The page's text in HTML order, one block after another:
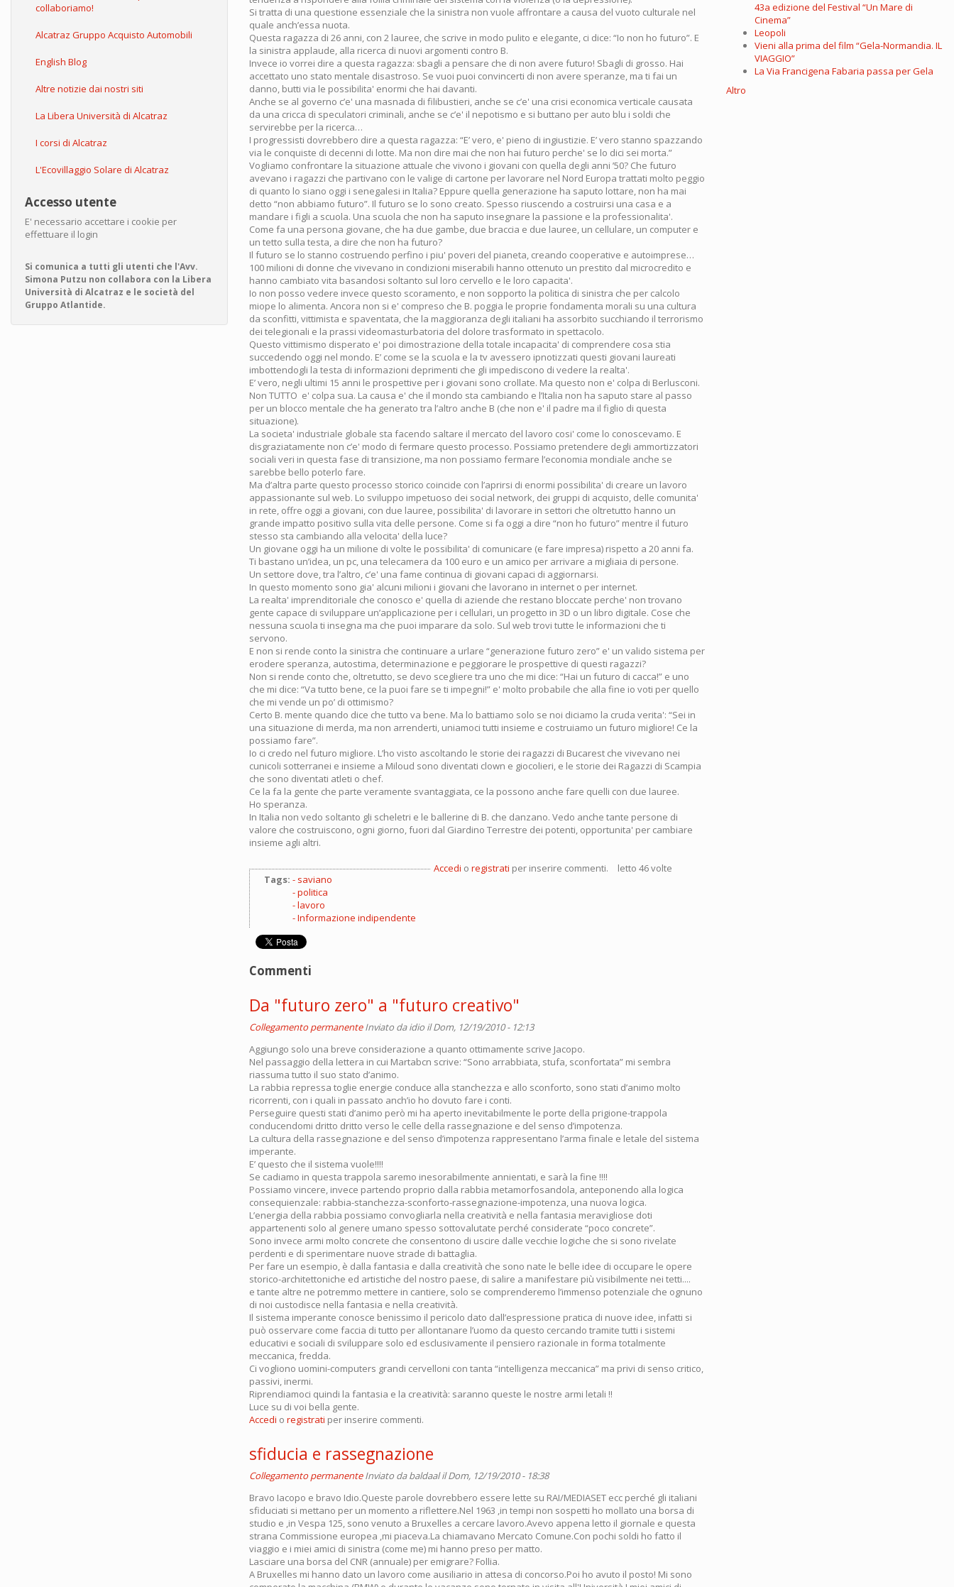
collaboriamo!
Alcatraz Gruppo Acquisto Automobili
English Blog
Altre notizie dai nostri siti
La Libera Università di Alcatraz
I corsi di Alcatraz
L'Ecovillaggio Solare di Alcatraz
Accesso utente
E' necessario accettare i cookie per
effettuare il login
Si comunica a tutti gli utenti che l'Avv.
Simona Putzu non collabora con la Libera
Università di Alcatraz e le società del
Gruppo Atlantide.
Si tratta di una questione essenziale che la sinistra non vuole affrontare a causa del vuoto culturale nel
quale anch’essa nuota.
Questa ragazza di 26 anni, con 2 lauree, che scrive in modo pulito e elegante, ci dice: “Io non ho futuro”. E
la sinistra applaude, alla ricerca di nuovi argomenti contro B.
Invece io vorrei dire a questa ragazza: sbagli a pensare che di non avere futuro! Sbagli di grosso. Hai
accettato uno stato mentale disastroso. Se vuoi puoi convincerti di non avere speranze, ma ti fai un
danno, butti via le possibilita' enormi che hai davanti.
Anche se al governo c’e' una masnada di filibustieri, anche se c’e' una crisi economica verticale causata
da una cricca di speculatori criminali, anche se c’e' il nepotismo e si buttano per auto blu i soldi che
servirebbe per la ricerca…
I progressisti dovrebbero dire a questa ragazza: “E’ vero, e' pieno di ingiustizie. E’ vero stanno spazzando
via le conquiste di decenni di lotte. Ma non dire mai che non hai futuro perche' se lo dici sei morta.”
Vogliamo confrontare la situazione attuale che vivono i giovani con quella degli anni ’50? Che futuro
avevano i ragazzi che partivano con le valige di cartone per lavorare nel Nord Europa trattati molto peggio
di quanto lo siano oggi i senegalesi in Italia? Eppure quella generazione ha saputo lottare, non ha mai
detto “non abbiamo futuro”. Il futuro se lo sono creato. Spesso riuscendo a costruirsi una casa e a
mandare i figli a scuola. Una scuola che non ha saputo insegnare la passione e la professionalita'.
Come fa una persona giovane, che ha due gambe, due braccia e due lauree, un cellulare, un computer e
un tetto sulla testa, a dire che non ha futuro?
Il futuro se lo stanno costruendo perfino i piu' poveri del pianeta, creando cooperative e autoimprese…
100 milioni di donne che vivevano in condizioni miserabili hanno ottenuto un prestito dal microcredito e
hanno cambiato vita basandosi soltanto sul loro cervello e le loro capacita'.
Io non posso vedere invece questo scoramento, e non sopporto la politica di sinistra che per calcolo
miope lo alimenta. Ancora non si e' compreso che B. poggia le proprie fondamenta morali su una cultura
da sconfitti, vittimista e spaventata, che la maggioranza degli italiani ha assorbito succhiando il terrorismo
dei telegionali e la prassi videomasturbatoria del dolore trasformato in spettacolo.
Questo vittimismo disperato e' poi dimostrazione della totale incapacita' di comprendere cosa stia
succedendo oggi nel mondo. E’ come se la scuola e la tv avessero ipnotizzati questi giovani laureati
imbottendogli la testa di informazioni deprimenti che gli impediscono di vedere la realta'.
E’ vero, negli ultimi 15 anni le prospettive per i giovani sono crollate. Ma questo non e' colpa di Berlusconi.
Non TUTTO e' colpa sua. La causa e' che il mondo sta cambiando e l’Italia non ha saputo stare al passo
per un blocco mentale che ha generato tra l’altro anche B (che non e' il padre ma il figlio di questa
situazione).
La societa' industriale globale sta facendo saltare il mercato del lavoro cosi' come lo conoscevamo. E
disgraziatamente non c’e' modo di fermare questo processo. Possiamo pretendere degli ammortizzatori
sociali veri in questa fase di transizione, ma non possiamo fermare l’economia mondiale anche se
sarebbe bello poterlo fare.
Ma d’altra parte questo processo storico coincide con l’aprirsi di enormi possibilita' di creare un lavoro
appassionante sul web. Lo sviluppo impetuoso dei social network, dei gruppi di acquisto, delle comunita'
in rete, offre oggi a giovani, con due lauree, possibilita' di lavorare in settori che oltretutto hanno un
grande impatto positivo sulla vita delle persone. Come si fa oggi a dire “non ho futuro” mentre il futuro
stesso sta cambiando alla velocita' della luce?
Un giovane oggi ha un milione di volte le possibilita' di comunicare (e fare impresa) rispetto a 20 anni fa.
Ti bastano un’idea, un pc, una telecamera da 100 euro e un amico per arrivare a migliaia di persone.
Un settore dove, tra l’altro, c’e' una fame continua di giovani capaci di aggiornarsi.
In questo momento sono gia' alcuni milioni i giovani che lavorano in internet o per internet.
La realta' imprenditoriale che conosco e' quella di aziende che restano bloccate perche' non trovano
gente capace di sviluppare un’applicazione per i cellulari, un progetto in 3D o un libro digitale. Cose che
nessuna scuola ti insegna ma che puoi imparare da solo. Sul web trovi tutte le informazioni che ti
servono.
E non si rende conto la sinistra che continuare a urlare “generazione futuro zero” e' un valido sistema per
erodere speranza, autostima, determinazione e peggiorare le prospettive di questi ragazzi?
Non si rende conto che, oltretutto, se devo scegliere tra uno che mi dice: “Hai un futuro di cacca!” e uno
che mi dice: “Va tutto bene, ce la puoi fare se ti impegni!” e' molto probabile che alla fine io voti per quello
che mi vende un po’ di ottimismo?
Certo B. mente quando dice che tutto va bene. Ma lo battiamo solo se noi diciamo la cruda verita': “Sei in
una situazione di merda, ma non arrenderti, uniamoci tutti insieme e costruiamo un futuro migliore! Ce la
possiamo fare”.
Io ci credo nel futuro migliore. L’ho visto ascoltando le storie dei ragazzi di Bucarest che vivevano nei
cunicoli sotterranei e insieme a Miloud sono diventati clown e giocolieri, e le storie dei Ragazzi di Scampia
che sono diventati atleti o chef.
Ce la fa la gente che parte veramente svantaggiata, ce la possono anche fare quelli con due lauree.
Ho speranza.
In Italia non vedo soltanto gli scheletri e le ballerine di B. che danzano. Vedo anche tante persone di
valore che costruiscono, ogni giorno, fuori dal Giardino Terrestre dei potenti, opportunita' per cambiare
insieme agli altri.
Tags:
saviano
politica
lavoro
Informazione indipendente
Accedi o registrati per inserire commenti. letto 46 volte
Commenti
Da "futuro zero" a "futuro creativo"
Collegamento permanente Inviato daidio il Dom, 12/19/2010 - 12:13
Aggiungo solo una breve considerazione a quanto ottimamente scrive Jacopo.
Nel passaggio della lettera in cui Martabcn scrive: “Sono arrabbiata, stufa, sconfortata” mi sembra
riassuma tutto il suo stato d’animo.
La rabbia repressa toglie energie conduce alla stanchezza e allo sconforto, sono stati d’animo molto
ricorrenti, con i quali in passato anch’io ho dovuto fare i conti.
Perseguire questi stati d’animo però mi ha aperto inevitabilmente le porte della prigione-trappola
conducendomi dritto dritto verso le celle della rassegnazione e del senso d’impotenza.
La cultura della rassegnazione e del senso d’impotenza rappresentano l’arma finale e letale del sistema
imperante.
E’ questo che il sistema vuole!!!!
Se cadiamo in questa trappola saremo inesorabilmente annientati, e sarà la fine !!!!
Possiamo vincere, invece partendo proprio dalla rabbia metamorfosandola, anteponendo alla logica
consequienzale: rabbia-stanchezza-sconforto-rassegnazione-impotenza, una nuova logica.
L’energia della rabbia possiamo convogliarla nella creatività e nella fantasia meravigliose doti
appartenenti solo al genere umano spesso sottovalutate perché considerate “poco concrete”.
Sono invece armi molto concrete che consentono di uscire dalle vecchie logiche che si sono rivelate
perdenti e di sperimentare nuove strade di battaglia.
Per fare un esempio, è dalla fantasia e dalla creatività che sono nate le belle idee di occupare le opere
storico-architettoniche ed artistiche del nostro paese, di salire a manifestare più visibilmente nei tetti....
e tante altre ne potremmo mettere in cantiere, solo se comprenderemo l’immenso potenziale che ognuno
di noi custodisce nella fantasia e nella creatività.
Il sistema imperante conosce benissimo il pericolo dato dall’espressione pratica di nuove idee, infatti si
può osservare come faccia di tutto per allontanare l’uomo da questo cercando tramite tutti i sistemi
educativi e sociali di sviluppare solo ed esclusivamente il pensiero razionale in forma totalmente
meccanica, fredda.
Ci vogliono uomini-computers grandi cervelloni con tanta “intelligenza meccanica” ma privi di senso critico,
passivi, inermi.
Riprendiamoci quindi la fantasia e la creatività: saranno queste le nostre armi letali !!
Luce su di voi bella gente.
Accedi o registrati per inserire commenti.
sfiducia e rassegnazione
Collegamento permanente Inviato dabaldaalil Dom, 12/19/2010 - 18:38
Bravo Iacopo e bravo Idio.Queste parole dovrebbero essere lette su RAI/MEDIASET ecc perché gli italiani
sfiduciati si mettano per un momento a riflettere.Nel 1963 ,in tempi non sospetti ho mollato una borsa di
studio e ,in Vespa 125, sono venuto a Bruxelles a cercare lavoro.Avevo appena letto il giornale e questa
strana Commissione europea ,mi piaceva.La chiamavano Mercato Comune.Con pochi soldi ho fatto il
viaggio e i miei amici di sinistra (come me) mi hanno preso per matto.
Lasciare una borsa del CNR (annuale) per emigrare? Follia.
A Bruxelles mi hanno dato un lavoro come ausiliario in attesa di concorso.Poi ho avuto il posto! Mi sono
43a edizione del Festival “Un Mare di
Cinema”
Leopoli
Vieni alla prima del film “Gela-Normandia. IL
VIAGGIO”
La Via Francigena Fabaria passa per Gela
Altro